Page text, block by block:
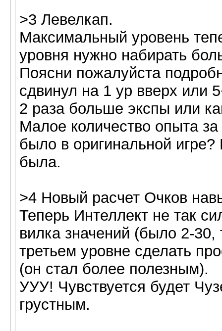
>3 Левелкап.
Максимальный уровень
уровня нужно набирать
Поясни пожалуйста
сдвинул на 1 ур вверх или
2 раза больше экспы или
Малое количество опыта
было в оригинальной
была.
>4 Новый расчет Очков
Теперь Интеллект не так
вилка значений (было 2-
третьем уровне сделать
(он стал более полезным).
УУУ! Чувствуется будет
грустным.